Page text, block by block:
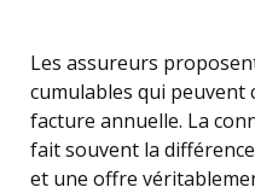
Les assureurs
cumulables qui peuvent
facture annuelle. La
fait souvent la
et une offre